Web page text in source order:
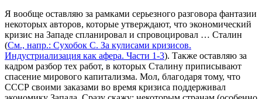
Я вообще оставляю за рамками серьезного разговора фантазии
некоторых авторов, которые утверждают, что экономический
кризис на Западе спланировал и спровоцировал … Сталин
(См., напр.: Сухобок С. За кулисами кризисов.
Индустриализация как афера. Части 1-3). Также оставляю за
кадром разбор тех работ, в которых Сталину приписывают
спасение мирового капитализма. Мол, благодаря тому, что
СССР своими заказами во время кризиса поддерживал